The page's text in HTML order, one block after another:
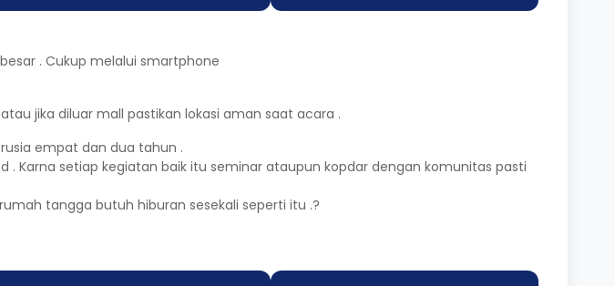
. Cukup melalui smartphone
jika diluar mall pastikan lokasi aman saat acara .
empat dan dua tahun .
Karna setiap kegiatan baik itu seminar ataupun kopdar dengan komunitas pasti
tangga butuh hiburan sesekali seperti itu .?